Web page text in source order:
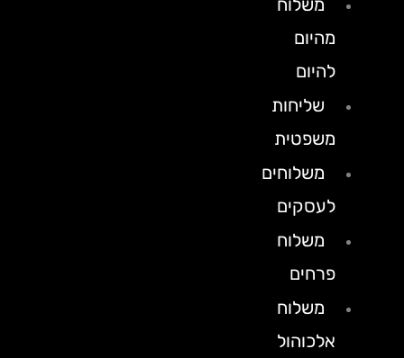
מהיום
להיום
שליחות
משפטית
משלוחים
לעסקים
משלוח
פרחים
משלוח
אלכוהול